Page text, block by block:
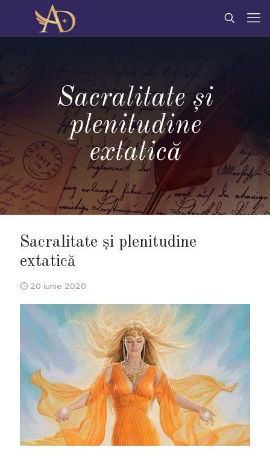
Sacralitate și
plenitudine
extatică
Sacralitate și plenitudine
extatică
20 iunie 2020